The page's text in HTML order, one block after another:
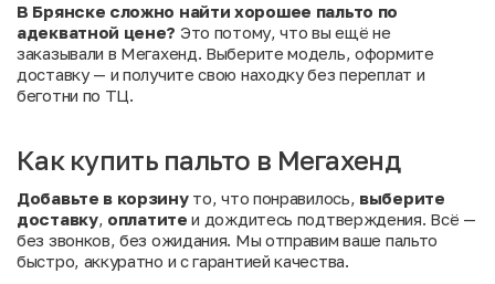
В Брянске сложно найти хорошее пальто по
адекватной цене? Это потому, что вы ещё не
заказывали в Мегахенд. Выберите модель, оформите
доставку — и получите свою находку без переплат и
беготни по ТЦ.
Как купить пальто в Мегахенд
Добавьте в корзинуто, что понравилось, выберите
доставку, оплатите и дождитесь подтверждения. Всё —
без звонков, без ожидания. Мы отправим ваше пальто
быстро, аккуратно и с гарантией качества.